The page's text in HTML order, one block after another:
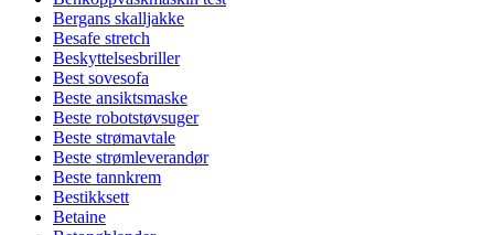
Bergans skalljakke
Besafe stretch
Beskyttelsesbriller
Best sovesofa
Beste ansiktsmaske
Beste robotstøvsuger
Beste strømavtale
Beste strømleverandør
Beste tannkrem
Bestikksett
Betaine